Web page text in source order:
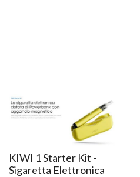
KIWI 1 Starter Kit -
Sigaretta Elettronica